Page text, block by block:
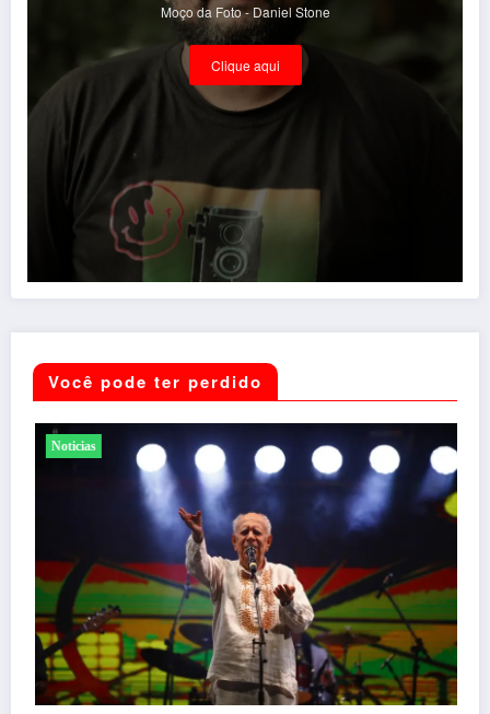
Moço da Foto - Daniel Stone
Clique aqui
Você pode ter perdido
Entretenimento Shows